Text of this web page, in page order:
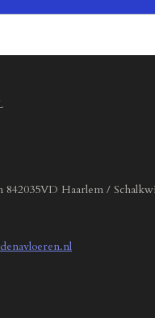
842035VD Haarlem /